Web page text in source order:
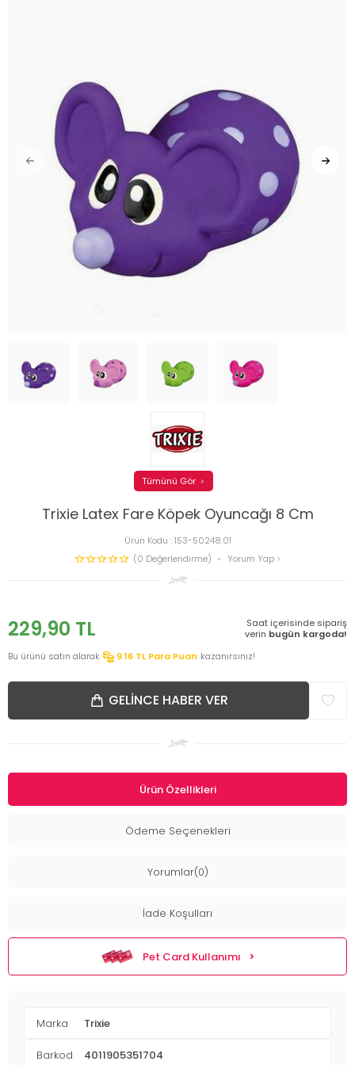
Trixie Latex Fare Köpek Oyuncağı 8 Cm
Ürün Kodu :153-50248.01
(0 Değerlendirme)
Yorum Yap
Tümünü Gör
229,90 TL
Saat içerisinde sipariş
verin bugün kargoda!
Bu ürünü satın alarak
9.16 TL Para Puan kazanırsınız!
GELINCE HABER VER
Ürün Özellikleri
Ödeme Seçenekleri
Yorumlar(0)
İade Koşulları
Pet Card Kullanımı
Marka Trixie
Barkod 4011905351704